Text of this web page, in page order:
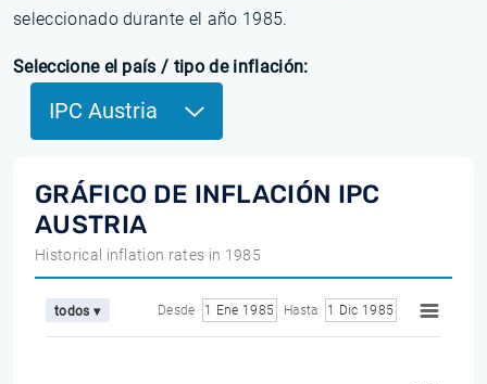
seleccionado durante el año 1985.
Seleccione el país / tipo de inflación:
IPC Austria
GRÁFICO DE INFLACIÓN IPC
AUSTRIA
Historical inflation rates in 1985
todos ▾ Desde 1 Ene 1985 Hasta 1 Dic 1985